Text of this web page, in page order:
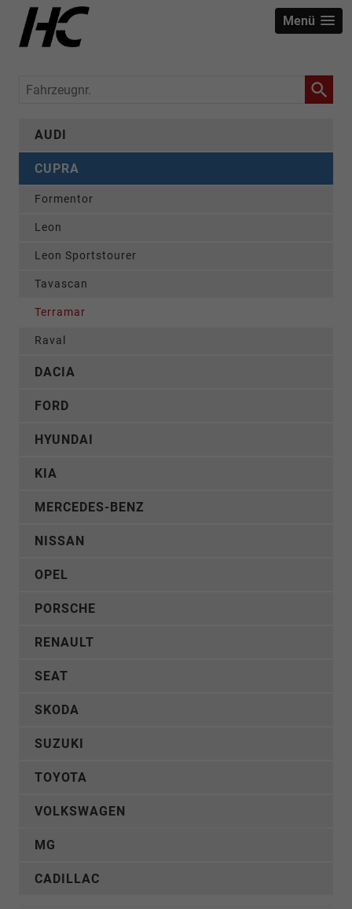
Menü
Fahrzeugnr.
AUDI
CUPRA
Formentor
Leon
Leon Sportstourer
Tavascan
Terramar
Raval
DACIA
FORD
HYUNDAI
KIA
MERCEDES-BENZ
NISSAN
OPEL
PORSCHE
RENAULT
SEAT
SKODA
SUZUKI
TOYOTA
VOLKSWAGEN
MG
CADILLAC